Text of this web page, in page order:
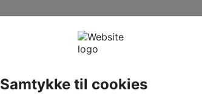
Samtykke til cookies